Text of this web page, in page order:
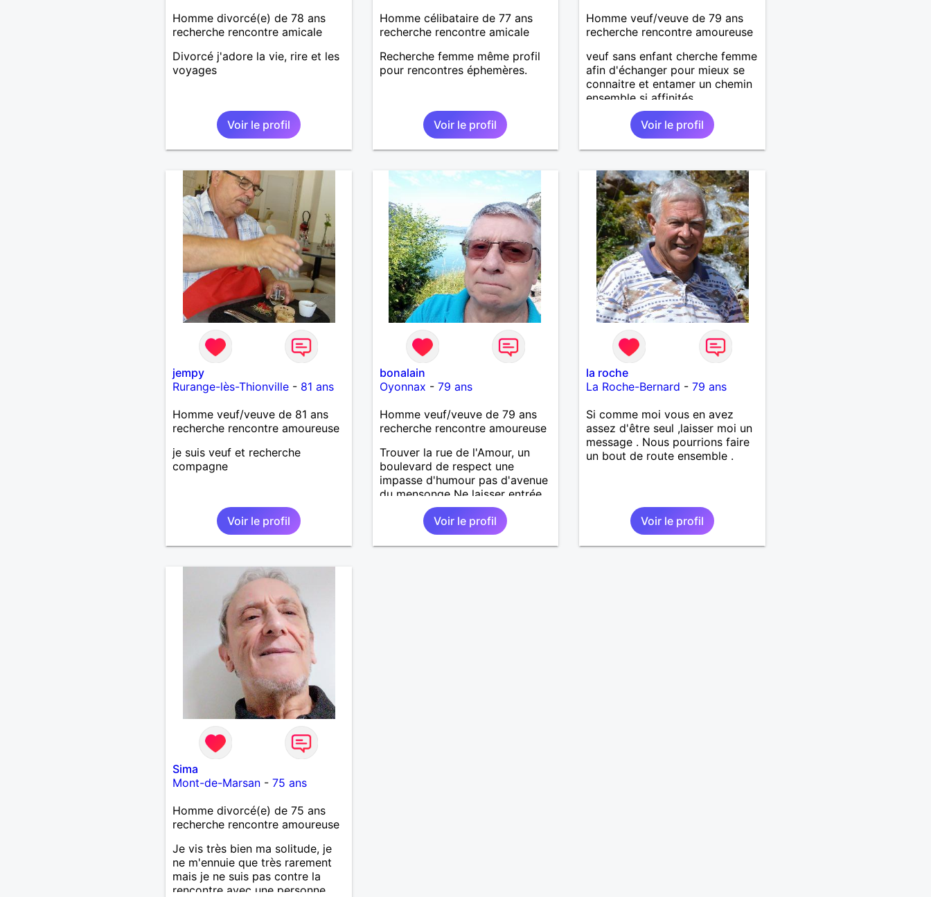
Homme divorcé(e) de 78 ans
recherche rencontre amicale
Divorcé j'adore la vie, rire et les
voyages
Voir le profil
Homme célibataire de 77 ans
recherche rencontre amicale
Recherche femme même profil
pour rencontres éphemères.
Voir le profil
Homme veuf/veuve de 79 ans
recherche rencontre amoureuse
veuf sans enfant cherche femme
afin d'échanger pour mieux se
connaitre et entamer un chemin
ensemble si affinités.
Voir le profil
jempy
Rurange-lès-Thionville- 81 ans
Homme veuf/veuve de 81 ans
recherche rencontre amoureuse
je suis veuf et recherche
compagne
Voir le profil
bonalain
Oyonnax - 79 ans
Homme veuf/veuve de 79 ans
recherche rencontre amoureuse
Trouver la rue de l'Amour, un
boulevard de respect une
impasse d'humour pas d'avenue
du mensonge Ne laisser entrée
dans mon jardin de mon coeur
que ceux qui ont des plantes à y
planter Alain
Voir le profil
la roche
La Roche-Bernard -79 ans
Si comme moi vous en avez
assez d'être seul ,laisser moi un
message . Nous pourrions faire
un bout de route ensemble .
Voir le profil
Sima
Mont-de-Marsan- 75 ans
Homme divorcé(e) de 75 ans
recherche rencontre amoureuse
Je vis très bien ma solitude, je
ne m'ennuie que très rarement
mais je ne suis pas contre la
rencontre avec une personne